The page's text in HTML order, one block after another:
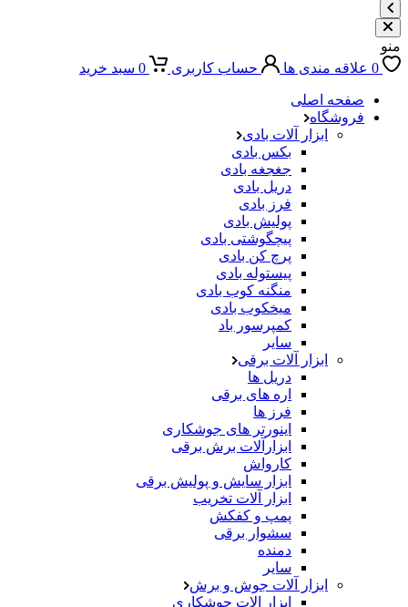
منو
0 علاقه مندی ها حساب کاربری 0 سبد خرید
صفحه اصلی
فروشگاه
ابزار آلات بادی
بکس بادی
جغجغه بادی
دریل بادی
فرز بادی
پولیش بادی
پیچگوشتی بادی
پرچ کن بادی
پیستوله بادی
منگنه کوب بادی
میخکوب بادی
کمپرسور باد
سایر
ابزار آلات برقی
دریل ها
اره های برقی
فرز ها
اینورتر های جوشکاری
ابزارآلات برش برقی
کارواش
ابزار سایش و پولیش برقی
ابزار آلات تخریب
پمپ و کفکش
سشوار برقی
دمنده
سایر
ابزار آلات جوش و برش
ابزار الات جوشکاری